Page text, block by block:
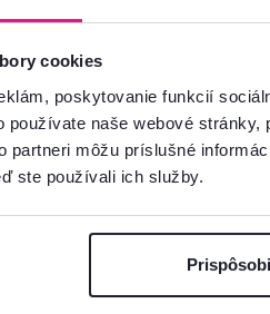
cookies
poskytovanie funkcií
používate naše webové
partneri môžu príslušné
ste používali ich služby.
Zadarmo
Produkt roku